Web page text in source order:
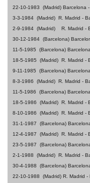
22-10-1983
(Madrid) Barcelona
3-3-1984 (Madrid) R. Madrid -
2-9-1984 (Madrid) R. Madrid -
30-12-1984 (Barcelona)
11-5-1985
(Barcelona)
18-5-1985
(Madrid) R. Madrid -
9-11-1985
(Barcelona)
8-3-1986
(Madrid) R. Madrid -
11-5-1986
(Barcelona)
18-5-1986
(Madrid) R. Madrid -
8-10-1986
(Madrid) R. Madrid -
31-1-1987
(Barcelona)
12-4-1987
(Madrid) R. Madrid -
23-5-1987
(Barcelona)
2-1-1988
(Madrid) R. Madrid -
30-4-1988
(Barcelona)
22-10-1988
(Madrid) R. Madrid -